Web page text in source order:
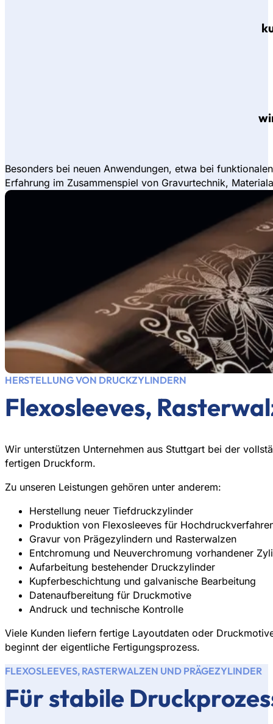
Besonders bei neuen Anwendungen, etwa bei
Erfahrung im Zusammenspiel von Gravurtechnik,
HERSTELLUNG VON DRUCKZYLINDERN
Flexosleeves,
Wir unterstützen Unternehmen aus Stuttgart bei der
fertigen Druckform.
Zu unseren Leistungen gehören unter anderem:
Herstellung neuer Tiefdruckzylinder
Produktion von Flexosleeves für
Gravur von Prägezylindern und Rasterwalzen
Entchromung und Neuverchromung vorhandener
Aufarbeitung bestehender Druckzylinder
Kupferbeschichtung und galvanische Bearbeitung
Datenaufbereitung für Druckmotive
Andruck und technische Kontrolle
Viele Kunden liefern fertige Layoutdaten oder
beginnt der eigentliche Fertigungsprozess.
FLEXOSLEEVES, RASTERWALZEN UND PRÄGEZYLINDER
Für stabile